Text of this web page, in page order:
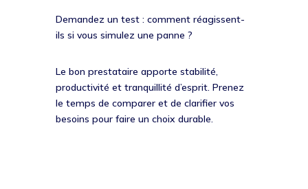
Demandez un test : comment réagissent-
ils si vous simulez une panne ?
Le bon prestataire apporte stabilité,
productivité et tranquillité d’esprit. Prenez
le temps de comparer et de clarifier vos
besoins pour faire un choix durable.